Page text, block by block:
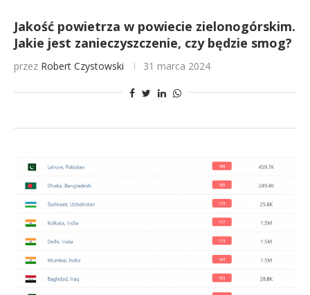
Jakość powietrza w powiecie zielonogórskim.
Jakie jest zanieczyszczenie, czy będzie smog?
przez Robert Czystowski 31 marca 2024